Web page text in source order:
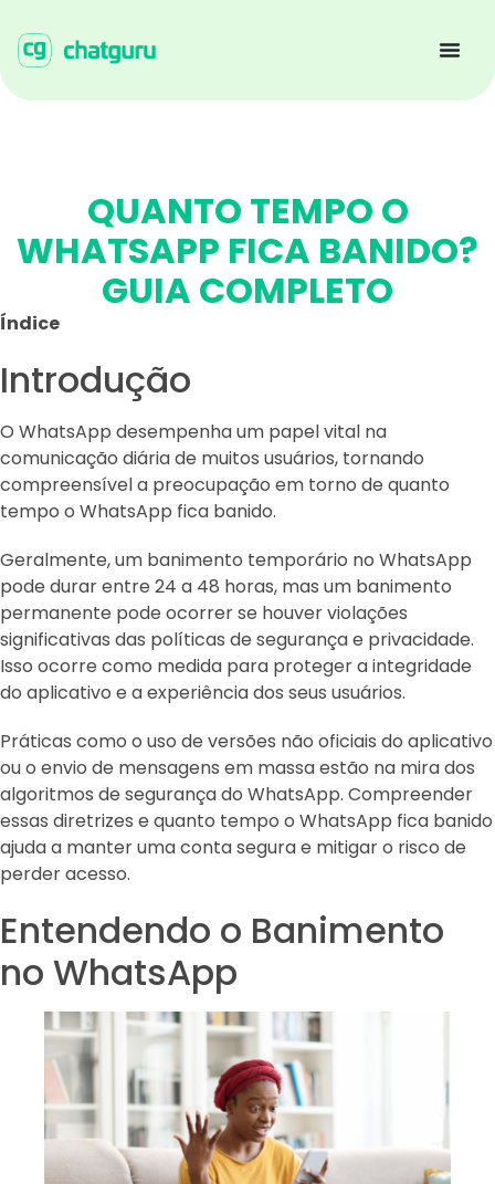
QUANTO TEMPO O
WHATSAPP FICA BANIDO?
GUIA COMPLETO
Índice
Introdução
O WhatsApp desempenha um papel vital na
comunicação diária de muitos usuários, tornando
compreensível a preocupação em torno de quanto
tempo o WhatsApp fica banido.
Geralmente, um banimento temporário no WhatsApp
pode durar entre 24 a 48 horas, mas um banimento
permanente pode ocorrer se houver violações
significativas das políticas de segurança e privacidade.
Isso ocorre como medida para proteger a integridade
do aplicativo e a experiência dos seus usuários.
Práticas como o uso de versões não oficiais do aplicativo
ou o envio de mensagens em massa estão na mira dos
algoritmos de segurança do WhatsApp. Compreender
essas diretrizes e quanto tempo o WhatsApp fica banido
ajuda a manter uma conta segura e mitigar o risco de
perder acesso.
Entendendo o Banimento
no WhatsApp